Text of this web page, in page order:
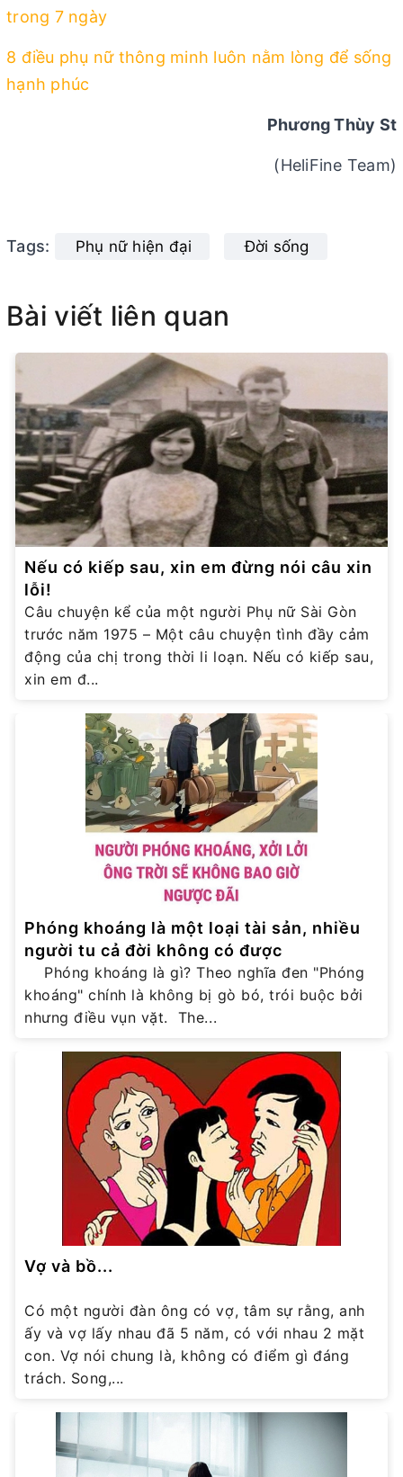
trong 7 ngày
8 điều phụ nữ thông minh luôn nằm lòng để sống
hạnh phúc
Phương Thùy St
(HeliFine Team)
Tags: Phụ nữ hiện đại Đời sống
Bài viết liên quan
Nếu có kiếp sau, xin em đừng nói câu xin
lỗi!
Câu chuyện kể của một người Phụ nữ Sài Gòn
trước năm 1975 – Một câu chuyện tình đầy cảm
động của chị trong thời li loạn. Nếu có kiếp sau,
xin em đ...
Phóng khoáng là một loại tài sản, nhiều
người tu cả đời không có được
Phóng khoáng là gì? Theo nghĩa đen "Phóng
khoáng" chính là không bị gò bó, trói buộc bởi
nhưng điều vụn vặt. The...
Vợ và bồ...
Có một người đàn ông có vợ, tâm sự rằng, anh
ấy và vợ lấy nhau đã 5 năm, có với nhau 2 mặt
con. Vợ nói chung là, không có điểm gì đáng
trách. Song,...